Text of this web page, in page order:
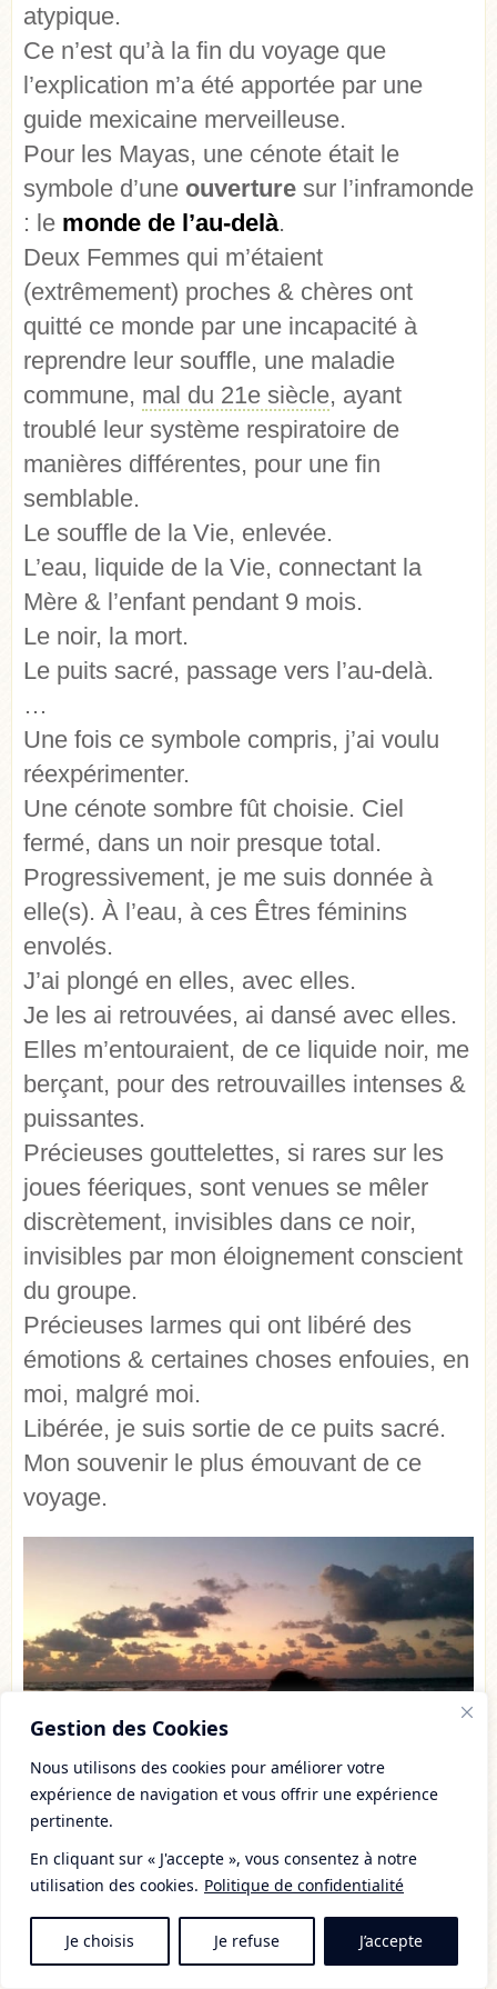
Gestion des Cookies
Nous utilisons des cookies pour améliorer votre
expérience de navigation et vous offrir une expérience
pertinente.
En cliquant sur « J'accepte », vous consentez à notre
utilisation des cookies. Politique de confidentialité
Je choisis Je refuse J’accepte
atypique.
Ce n’est qu’à la fin du voyage que
l’explication m’a été apportée par une
guide mexicaine merveilleuse.
Pour les Mayas, une cénote était le
symbole d’une ouverture sur l’inframonde
: le monde de l’au-delà.
Deux Femmes qui m’étaient
(extrêmement) proches & chères ont
quitté ce monde par une incapacité à
reprendre leur souffle, une maladie
commune, mal du 21e siècle, ayant
troublé leur système respiratoire de
manières différentes, pour une fin
semblable.
Le souffle de la Vie, enlevée.
L’eau, liquide de la Vie, connectant la
Mère & l’enfant pendant 9 mois.
Le noir, la mort.
Le puits sacré, passage vers l’au-delà.
…
Une fois ce symbole compris, j’ai voulu
réexpérimenter.
Une cénote sombre fût choisie. Ciel
fermé, dans un noir presque total.
Progressivement, je me suis donnée à
elle(s). À l’eau, à ces Êtres féminins
envolés.
J’ai plongé en elles, avec elles.
Je les ai retrouvées, ai dansé avec elles.
Elles m’entouraient, de ce liquide noir, me
berçant, pour des retrouvailles intenses &
puissantes.
Précieuses gouttelettes, si rares sur les
joues féeriques, sont venues se mêler
discrètement, invisibles dans ce noir,
invisibles par mon éloignement conscient
du groupe.
Précieuses larmes qui ont libéré des
émotions & certaines choses enfouies, en
moi, malgré moi.
Libérée, je suis sortie de ce puits sacré.
Mon souvenir le plus émouvant de ce
voyage.